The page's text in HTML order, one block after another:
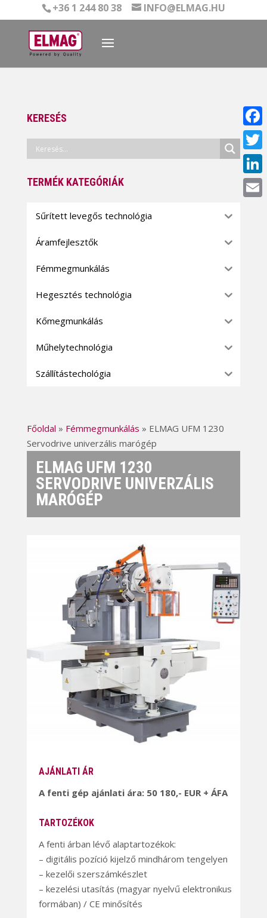
+36 1 244 80 38 INFO@ELMAG.HU
Főoldal » Fémmegmunkálás » ELMAG UFM 1230
Servodrive univerzális marógép
ELMAG UFM 1230
SERVODRIVE UNIVERZÁLIS
MARÓGÉP
AJÁNLATI ÁR
A fenti gép ajánlati ára: 50 180,- EUR + ÁFA
TARTOZÉKOK
A fenti árban lévő alaptartozékok:
– digitális pozíció kijelző mindhárom tengelyen
– kezelői szerszámkészlet
– kezelési utasítás (magyar nyelvű elektronikus
formában) / CE minősítés
KERESÉS
TERMÉK KATEGÓRIÁK
Sűrített levegős technológia
Áramfejlesztők
Fémmegmunkálás
Hegesztés technológia
Kőmegmunkálás
Műhelytechnológia
Szállítástechológia